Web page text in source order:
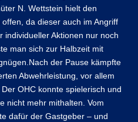
N. Wettstein hielt den
da dieser auch im Angriff
individueller Aktionen nur noch
man sich zur Halbzeit mit
der Pause kämpfte
Abwehrleistung, vor allem
OHC konnte spielerisch und
nicht mehr mithalten. Vom
dafür der Gastgeber – und